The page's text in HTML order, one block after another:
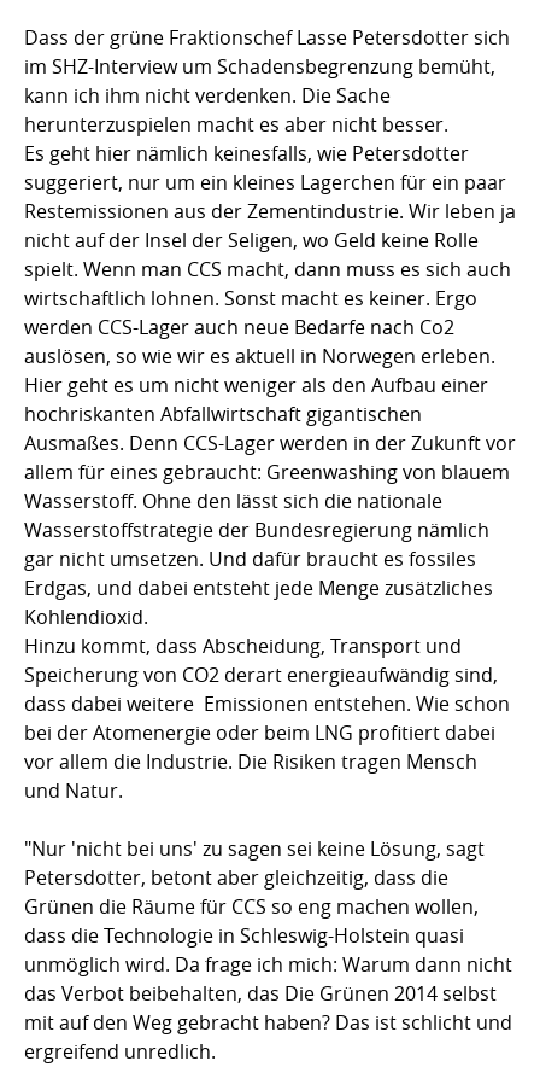
Dass der grüne Fraktionschef Lasse Petersdotter sich
im SHZ-Interview um Schadensbegrenzung bemüht,
kann ich ihm nicht verdenken. Die Sache
herunterzuspielen macht es aber nicht besser.
Es geht hier nämlich keinesfalls, wie Petersdotter
suggeriert, nur um ein kleines Lagerchen für ein paar
Restemissionen aus der Zementindustrie. Wir leben ja
nicht auf der Insel der Seligen, wo Geld keine Rolle
spielt. Wenn man CCS macht, dann muss es sich auch
wirtschaftlich lohnen. Sonst macht es keiner. Ergo
werden CCS-Lager auch neue Bedarfe nach Co2
auslösen, so wie wir es aktuell in Norwegen erleben.
Hier geht es um nicht weniger als den Aufbau einer
hochriskanten Abfallwirtschaft gigantischen
Ausmaßes. Denn CCS-Lager werden in der Zukunft vor
allem für eines gebraucht: Greenwashing von blauem
Wasserstoff. Ohne den lässt sich die nationale
Wasserstoffstrategie der Bundesregierung nämlich
gar nicht umsetzen. Und dafür braucht es fossiles
Erdgas, und dabei entsteht jede Menge zusätzliches
Kohlendioxid.
Hinzu kommt, dass Abscheidung, Transport und
Speicherung von CO2 derart energieaufwändig sind,
dass dabei weitere Emissionen entstehen. Wie schon
bei der Atomenergie oder beim LNG profitiert dabei
vor allem die Industrie. Die Risiken tragen Mensch
und Natur.
"Nur 'nicht bei uns' zu sagen sei keine Lösung, sagt
Petersdotter, betont aber gleichzeitig, dass die
Grünen die Räume für CCS so eng machen wollen,
dass die Technologie in Schleswig-Holstein quasi
unmöglich wird. Da frage ich mich: Warum dann nicht
das Verbot beibehalten, das Die Grünen 2014 selbst
mit auf den Weg gebracht haben? Das ist schlicht und
ergreifend unredlich.